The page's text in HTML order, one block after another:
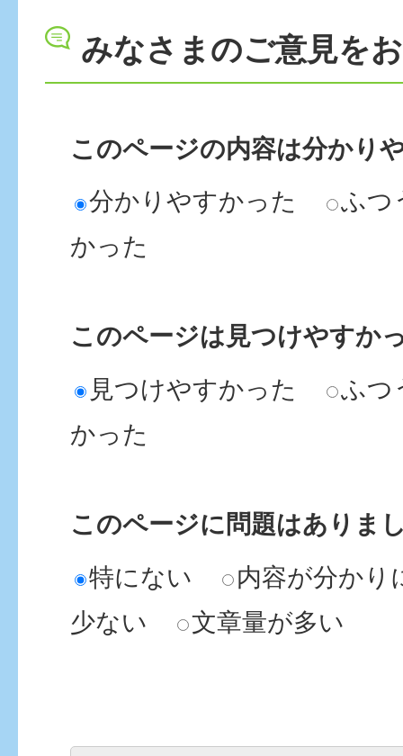
みなさまのご意見を
このページの内容は分かり
分かりやすかった
ふつ
かった
このページは見つけやすか
見つけやすかった
ふつ
かった
このページに問題はありま
特にない
内容が分かり
少ない
文章量が多い